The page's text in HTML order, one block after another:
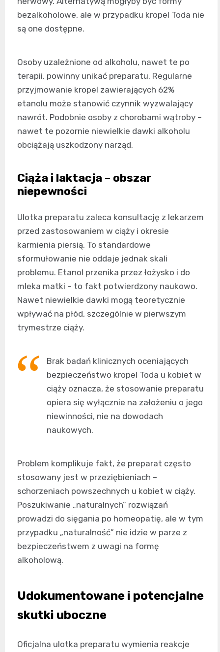
bezalkoholowe, ale w przypadku kropel Toda nie
są one dostępne.
Osoby uzależnione od alkoholu, nawet te po
terapii, powinny unikać preparatu. Regularne
przyjmowanie kropel zawierających 62%
etanolu może stanowić czynnik wyzwalający
nawrót. Podobnie osoby z chorobami wątroby –
nawet te pozornie niewielkie dawki alkoholu
obciążają uszkodzony narząd.
Ciąża i laktacja – obszar
niepewności
Ulotka preparatu zaleca konsultację z lekarzem
przed zastosowaniem w ciąży i okresie
karmienia piersią. To standardowe
sformułowanie nie oddaje jednak skali
problemu. Etanol przenika przez łożysko i do
mleka matki – to fakt potwierdzony naukowo.
Nawet niewielkie dawki mogą teoretycznie
wpływać na płód, szczególnie w pierwszym
trymestrze ciąży.
Brak badań klinicznych oceniających
bezpieczeństwo kropel Toda u kobiet w
ciąży oznacza, że stosowanie preparatu
opiera się wyłącznie na założeniu o jego
niewinności, nie na dowodach
naukowych.
Problem komplikuje fakt, że preparat często
stosowany jest w przeziębieniach –
schorzeniach powszechnych u kobiet w ciąży.
Poszukiwanie „naturalnych” rozwiązań
prowadzi do sięgania po homeopatię, ale w tym
przypadku „naturalność” nie idzie w parze z
bezpieczeństwem z uwagi na formę
alkoholową.
Udokumentowane i potencjalne
skutki uboczne
Oficjalna ulotka preparatu wymienia reakcje